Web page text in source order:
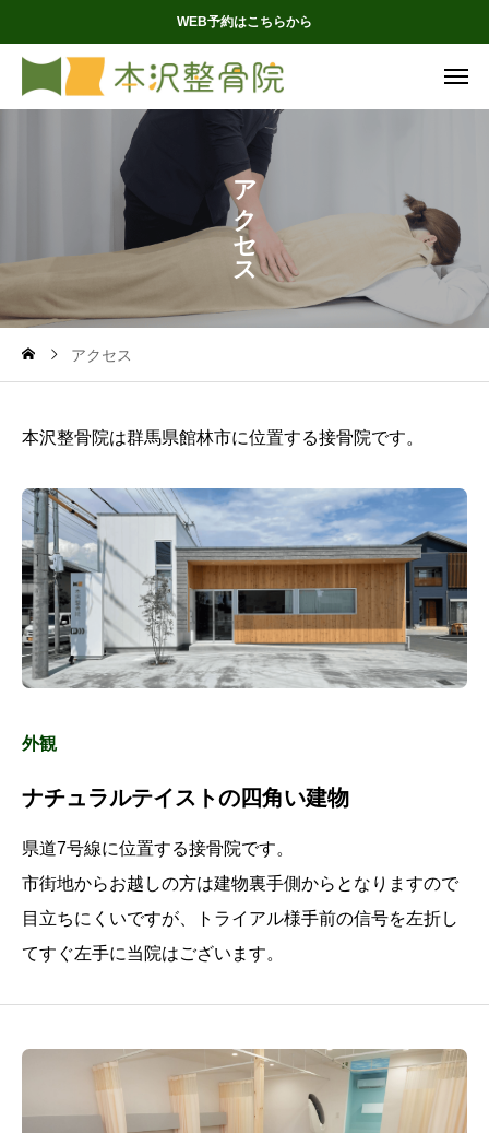
WEB予約はこちらから
ア
ク
セ
ス
アクセス
本沢整骨院は群馬県館林市に位置する接骨院です。
外観
ナチュラルテイストの四角い建物
県道7号線に位置する接骨院です。
市街地からお越しの方は建物裏手側からとなりますので
目立ちにくいですが、トライアル様手前の信号を左折し
てすぐ左手に当院はございます。